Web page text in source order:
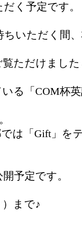
く予定です
いただく間
ただけまし
る「COM杯
は「Gift」を
予定です。
まで♪